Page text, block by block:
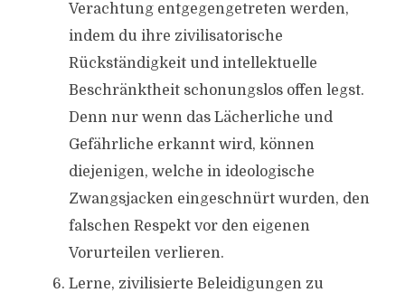
Verachtung entgegengetreten werden,
indem du ihre zivilisatorische
Rückständigkeit und intellektuelle
Beschränktheit schonungslos offen legst.
Denn nur wenn das Lächerliche und
Gefährliche erkannt wird, können
diejenigen, welche in ideologische
Zwangsjacken eingeschnürt wurden, den
falschen Respekt vor den eigenen
Vorurteilen verlieren.
Lerne, zivilisierte Beleidigungen zu